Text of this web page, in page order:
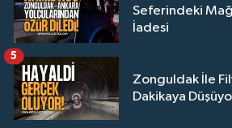
Seferindeki
İadesi
Zonguldak İle
Dakikaya
5